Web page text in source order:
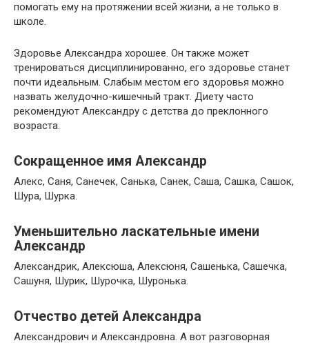
помогать ему на протяжении всей жизни, а не только в
школе.
Здоровье Александра хорошее. Он также может
тренироваться дисциплинированно, его здоровье станет
почти идеальным. Слабым местом его здоровья можно
назвать желудочно-кишечный тракт. Диету часто
рекомендуют Александру с детства до преклонного
возраста.
Сокращенное имя Александр
Алекс, Саня, Санечек, Санька, Санек, Саша, Сашка, Сашок,
Шура, Шурка.
Уменьшительно ласкательные имени
Александр
Александрик, Алексюша, Алексюня, Сашенька, Сашечка,
Сашуня, Шурик, Шурочка, Шуронька.
Отчество детей Александра
Александрович и Александровна. А вот разговорная